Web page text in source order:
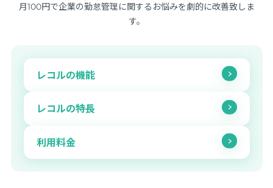
月100円で企業の勤怠管理に関するお悩みを劇的に改善致しま
す。
レコルの機能
レコルの特長
利用料金